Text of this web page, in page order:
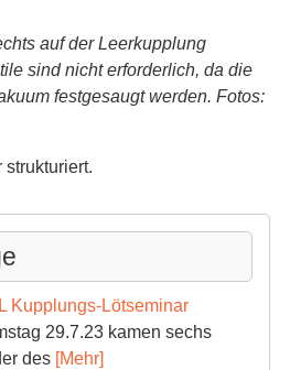
auf der Leerkupplung
sind nicht erforderlich, da die
festgesaugt werden. Fotos:
strukturiert.
Kupplungs-Lötseminar
29.7.23 kamen sechs
des [Mehr]